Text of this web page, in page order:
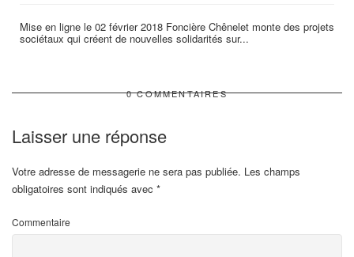
Mise en ligne le 02 février 2018 Foncière Chênelet monte des projets
sociétaux qui créent de nouvelles solidarités sur...
0 COMMENTAIRES
Laisser une réponse
Votre adresse de messagerie ne sera pas publiée. Les champs
obligatoires sont indiqués avec *
Commentaire